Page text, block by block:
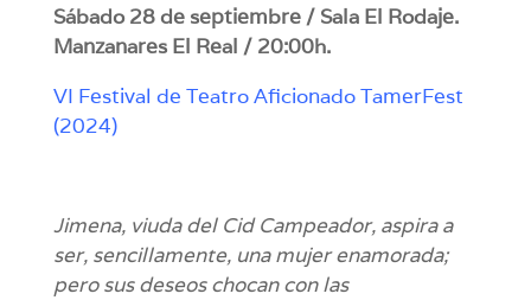
Sábado 28 de septiembre / Sala El Rodaje.
Manzanares El Real / 20:00h.
VI Festival de Teatro Aficionado TamerFest
(2024)
Jimena, viuda del Cid Campeador, aspira a
ser, sencillamente, una mujer enamorada;
pero sus deseos chocan con las